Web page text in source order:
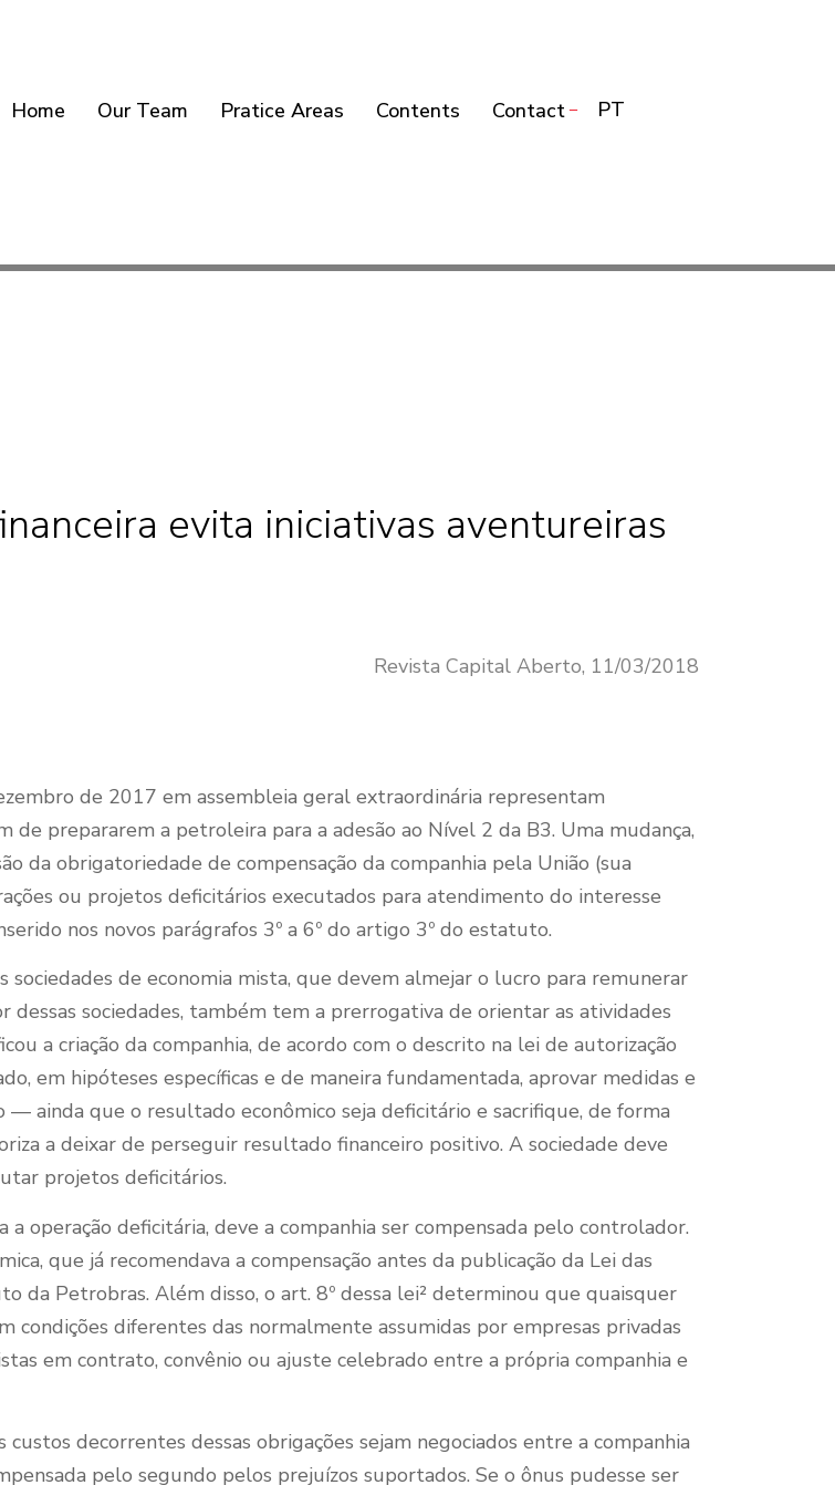
Home Our Team Pratice Areas Contents Contact PT
evita iniciativas aventureiras
Revista Capital Aberto, 11/03/2018
de 2017 em assembleia geral extraordinária representam
prepararem a petroleira para a adesão ao Nível 2 da B3. Uma mudança,
da obrigatoriedade de compensação da companhia pela União (sua
ou projetos deficitários executados para atendimento do interesse
nos novos parágrafos 3º a 6º do artigo 3º do estatuto.
de economia mista, que devem almejar o lucro para remunerar
dessas sociedades, também tem a prerrogativa de orientar as atividades
a criação da companhia, de acordo com o descrito na lei de autorização
em hipóteses específicas e de maneira fundamentada, aprovar medidas e
— ainda que o resultado econômico seja deficitário e sacrifique, de forma
a deixar de perseguir resultado financeiro positivo. A sociedade deve
projetos deficitários.
operação deficitária, deve a companhia ser compensada pelo controlador.
que já recomendava a compensação antes da publicação da Lei das
da Petrobras. Além disso, o art. 8º dessa lei² determinou que quaisquer
condições diferentes das normalmente assumidas por empresas privadas
em contrato, convênio ou ajuste celebrado entre a própria companhia e
decorrentes dessas obrigações sejam negociados entre a companhia
pelo segundo pelos prejuízos suportados. Se o ônus pudesse ser